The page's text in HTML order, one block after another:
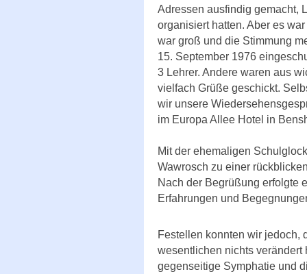
Adressen ausfindig gemacht,
organisiert hatten. Aber es
war groß und die Stimmung
15. September 1976
3 Lehrer. Andere waren aus
vielfach Grüße geschickt.
wir unsere
im Europa Allee Hotel in
Mit der ehemaligen
Wawrosch zu einer
Nach der Begrüßung erfolgte
Erfahrungen und
Festellen konnten wir jedoch,
wesentlichen nichts verändert
gegenseitige Symphatie und